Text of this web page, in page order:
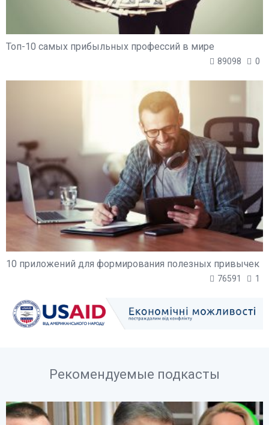
Топ-10 самых прибыльных профессий в мире
89098 0
10 приложений для формирования полезных привычек
76591 1
Рекомендуемые подкасты